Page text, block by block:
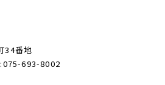
34番地
693-8002